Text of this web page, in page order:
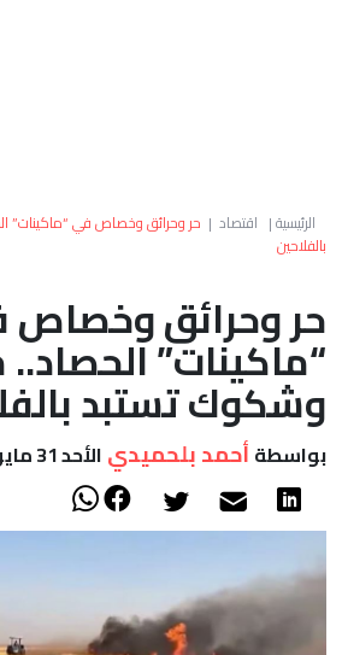
العالم
الصحراء
الرئيسية| اقتصاد | حر وحرائق وخصاص في
بالفلاحين
حر وحرائق وخصاص
“ماكينات”
وشكوك تستبد
بواسطة أحمد بلحميدي الأحد 31 مايو, 2026 - 16:25